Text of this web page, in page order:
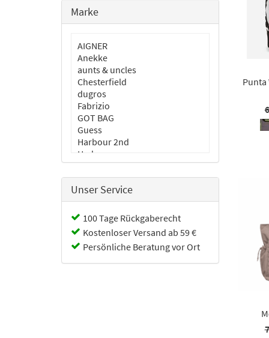
Marke
AIGNER
Anekke
aunts & uncles
Chesterfield
dugros
Fabrizio
GOT BAG
Guess
Harbour 2nd
Hedgren
Joop
Jost
Justified
Kapten & Son
Lichtblau
Like it a lot
Neuhaus
Reisenthel
Travelite
Unser Service
100 Tage Rückgaberecht
Kostenloser Versand ab 59 €
Persönliche Beratung vor Ort
Punta